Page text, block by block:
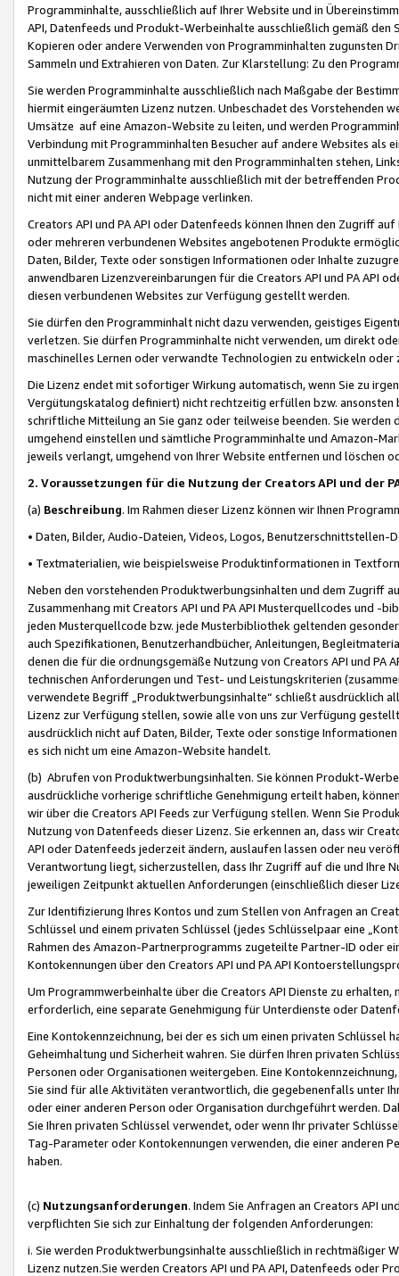
Programminhalte, ausschließlich auf Ihrer Website und in
API, Datenfeeds und Produkt-Werbeinhalte ausschließlich gemäß
Kopieren oder andere Verwenden von Programminhalten zugunsten
Sammeln und Extrahieren von Daten. Zur Klarstellung: Zu den
Sie werden Programminhalte ausschließlich nach Maßgabe der
hiermit eingeräumten Lizenz nutzen. Unbeschadet des Vorstehenden
Umsätze auf eine Amazon-Website zu leiten, und werden
Verbindung mit Programminhalten Besucher auf andere Websites als
unmittelbarem Zusammenhang mit den Programminhalten stehen,
Nutzung der Programminhalte ausschließlich mit der betreffenden
nicht mit einer anderen Webpage verlinken.
Creators API und PA API oder Datenfeeds können Ihnen den Zugriff
oder mehreren verbundenen Websites angebotenen Produkte
Daten, Bilder, Texte oder sonstigen Informationen oder Inhalte
anwendbaren Lizenzvereinbarungen für die Creators API und PA API
diesen verbundenen Websites zur Verfügung gestellt werden.
Sie dürfen den Programminhalt nicht dazu verwenden, geistiges
verletzen. Sie dürfen Programminhalte nicht verwenden, um direkt
maschinelles Lernen oder verwandte Technologien zu entwickeln
Die Lizenz endet mit sofortiger Wirkung automatisch, wenn Sie zu
Vergütungskatalog definiert) nicht rechtzeitig erfüllen bzw. ansonsten
schriftliche Mitteilung an Sie ganz oder teilweise beenden. Sie werden
umgehend einstellen und sämtliche Programminhalte und Amazon-
jeweils verlangt, umgehend von Ihrer Website entfernen und löschen
2. Voraussetzungen für die Nutzung der Creators API und der
(a) Beschreibung. Im Rahmen dieser Lizenz können wir Ihnen
• Daten, Bilder, Audio-Dateien, Videos, Logos, Benutzerschnittstellen-
• Textmaterialien, wie beispielsweise Produktinformationen in
Neben den vorstehenden Produktwerbungsinhalten und dem Zugriff
Zusammenhang mit Creators API und PA API Musterquellcodes und
jeden Musterquellcode bzw. jede Musterbibliothek geltenden
auch Spezifikationen, Benutzerhandbücher, Anleitungen,
denen die für die ordnungsgemäße Nutzung von Creators API und PA
technischen Anforderungen und Test- und Leistungskriterien
verwendete Begriff „Produktwerbungsinhalte“ schließt ausdrücklich
Lizenz zur Verfügung stellen, sowie alle von uns zur Verfügung
ausdrücklich nicht auf Daten, Bilder, Texte oder sonstige
es sich nicht um eine Amazon-Website handelt.
(b) Abrufen von Produktwerbungsinhalten. Sie können Produkt-
ausdrückliche vorherige schriftliche Genehmigung erteilt haben,
wir über die Creators API Feeds zur Verfügung stellen. Wenn Sie
Nutzung von Datenfeeds dieser Lizenz. Sie erkennen an, dass wir
API oder Datenfeeds jederzeit ändern, auslaufen lassen oder neu
Verantwortung liegt, sicherzustellen, dass Ihr Zugriff auf die und Ihre
jeweiligen Zeitpunkt aktuellen Anforderungen (einschließlich dieser
Zur Identifizierung Ihres Kontos und zum Stellen von Anfragen an
Schlüssel und einem privaten Schlüssel (jedes Schlüsselpaar eine
Rahmen des Amazon-Partnerprogramms zugeteilte Partner-ID oder
Kontokennungen über den Creators API und PA API
Um Programmwerbeinhalte über die Creators API Dienste zu
erforderlich, eine separate Genehmigung für Unterdienste oder
Eine Kontokennzeichnung, bei der es sich um einen privaten
Geheimhaltung und Sicherheit wahren. Sie dürfen Ihren privaten
Personen oder Organisationen weitergeben. Eine
Sie sind für alle Aktivitäten verantwortlich, die gegebenenfalls unter
oder einer anderen Person oder Organisation durchgeführt werden.
Sie Ihren privaten Schlüssel verwendet, oder wenn Ihr privater
Tag-Parameter oder Kontokennungen verwenden, die einer anderen
haben.
(c) Nutzungsanforderungen. Indem Sie Anfragen an Creators API
verpflichten Sie sich zur Einhaltung der folgenden Anforderungen:
i. Sie werden Produktwerbungsinhalte ausschließlich in rechtmäßiger
Lizenz nutzen.Sie werden Creators API und PA API, Datenfeeds oder